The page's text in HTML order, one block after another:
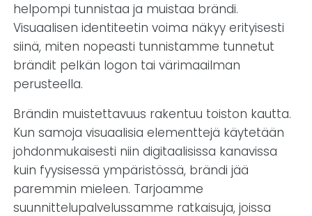
helpompi tunnistaa ja muistaa brändi.
Visuaalisen identiteetin voima näkyy erityisesti
siinä, miten nopeasti tunnistamme tunnetut
brändit pelkän logon tai värimaailman
perusteella.
Brändin muistettavuus rakentuu toiston kautta.
Kun samoja visuaalisia elementtejä käytetään
johdonmukaisesti niin digitaalisissa kanavissa
kuin fyysisessä ympäristössä, brändi jää
paremmin mieleen. Tarjoamme
suunnittelupalvelussamme ratkaisuja, joissa